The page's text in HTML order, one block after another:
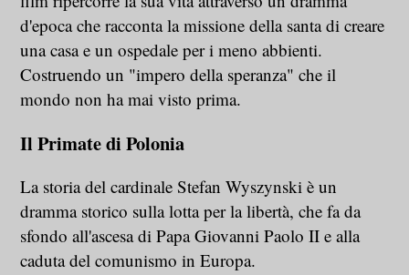
d'epoca che racconta la missione della santa di creare
una casa e un ospedale per i meno abbienti.
Costruendo un "impero della speranza" che il
mondo non ha mai visto prima.
Il Primate di Polonia
La storia del cardinale Stefan Wyszynski è un
dramma storico sulla lotta per la libertà, che fa da
sfondo all'ascesa di Papa Giovanni Paolo II e alla
caduta del comunismo in Europa.